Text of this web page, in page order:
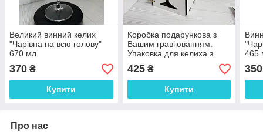
Великий винний келих
"Чарівна на всю голову"
670 мл
370 ₴
Купити
Коробка подарункова з
Вашим гравіюванням.
Упаковка для келиха з
написом "Королева ночі"
425₴
Купити
465
350
Про нас